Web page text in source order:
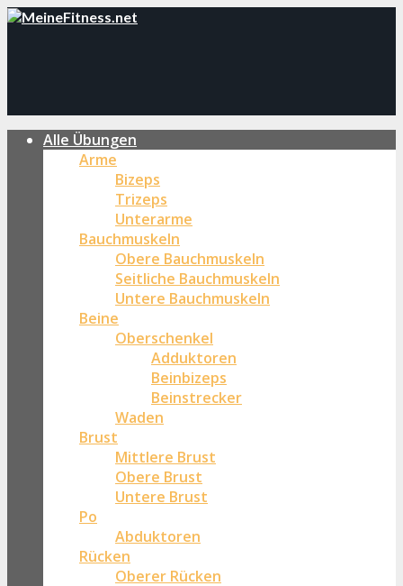
Alle Übungen
Arme
Bizeps
Trizeps
Unterarme
Bauchmuskeln
Obere Bauchmuskeln
Seitliche Bauchmuskeln
Untere Bauchmuskeln
Beine
Oberschenkel
Adduktoren
Beinbizeps
Beinstrecker
Waden
Brust
Mittlere Brust
Obere Brust
Untere Brust
Po
Abduktoren
Rücken
Oberer Rücken